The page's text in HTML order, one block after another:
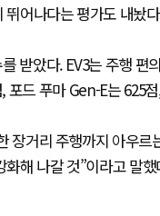
어나다는 평가도 내놨
받았다. EV3는 주행
포드 푸마 Gen-E는 625
장거리 주행까지 아우
해 나갈 것”이라고 말했